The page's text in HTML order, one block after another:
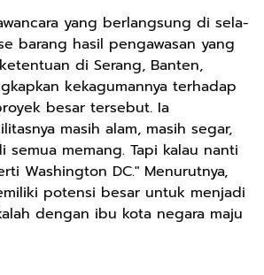
yang berlangsung di sela-
barang hasil pengawasan yang
di Serang, Banten,
kekagumannya terhadap
besar tersebut. Ia
masih alam, masih segar,
semua memang. Tapi kalau nanti
Washington DC." Menurutnya,
potensi besar untuk menjadi
dengan ibu kota negara maju